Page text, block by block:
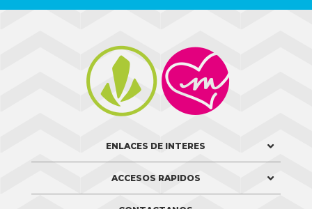

ENLACES DE INTERES
ACCESOS RAPIDOS